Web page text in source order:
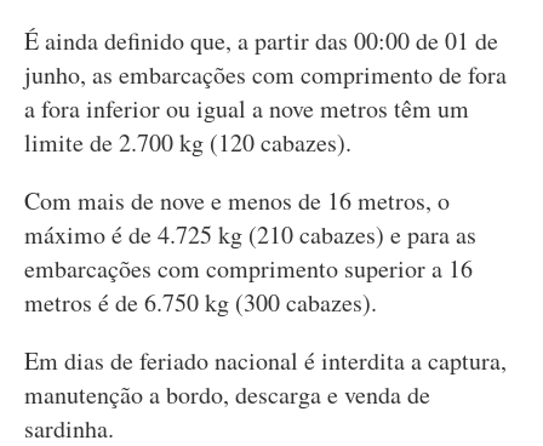
É ainda definido que, a partir das 00:00 de 01 de
junho, as embarcações com comprimento de fora
a fora inferior ou igual a nove metros têm um
limite de 2.700 kg (120 cabazes).
Com mais de nove e menos de 16 metros, o
máximo é de 4.725 kg (210 cabazes) e para as
embarcações com comprimento superior a 16
metros é de 6.750 kg (300 cabazes).
Em dias de feriado nacional é interdita a captura,
manutenção a bordo, descarga e venda de
sardinha.